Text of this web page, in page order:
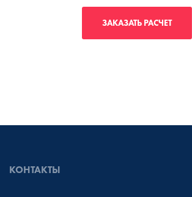
ЗАКАЗАТЬ РАСЧЕТ
КОНТАКТЫ